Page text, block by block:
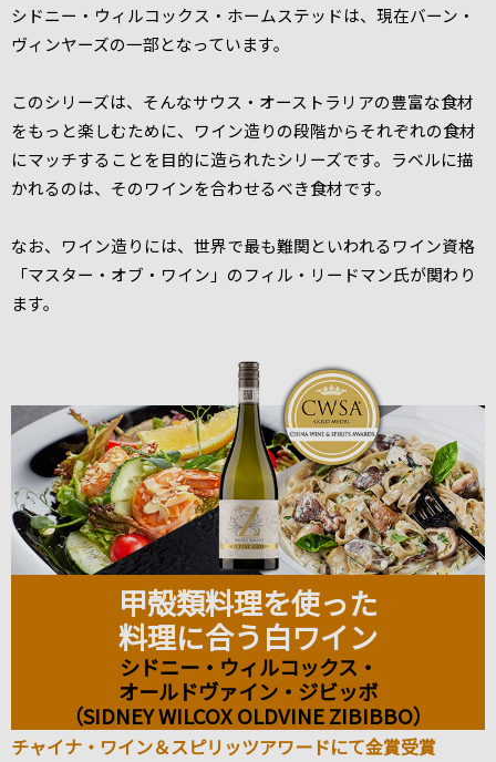
シドニー・ウィルコックス・ホームステッドは、現在バーン・
ヴィンヤーズの一部となっています。
このシリーズは、そんなサウス・オーストラリアの豊富な食材
をもっと楽しむために、ワイン造りの段階からそれぞれの食材
にマッチすることを目的に造られたシリーズです。ラベルに描
かれるのは、そのワインを合わせるべき食材です。
なお、ワイン造りには、世界で最も難関といわれるワイン資格
「マスター・オブ・ワイン」のフィル・リードマン氏が関わり
ます。
甲殻類料理を使った
料理に合う白ワイン
シドニー・ウィルコックス・
オールドヴァイン・ジビッボ
（SIDNEY WILCOX OLDVINE ZIBIBBO）
チャイナ・ワイン＆スピリッツアワードにて金賞受賞